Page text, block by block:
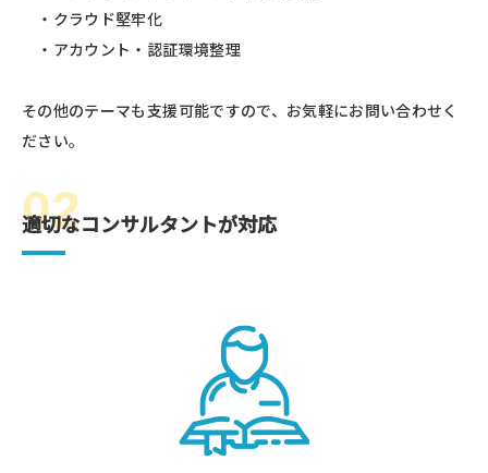
・クラウド堅牢化
・アカウント・認証環境整理
その他のテーマも支援可能ですので、お気軽にお問い合わせく
ださい。
02
適切なコンサルタントが対応